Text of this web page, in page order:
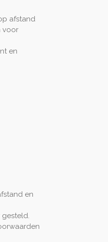
afstand
voor
en
en